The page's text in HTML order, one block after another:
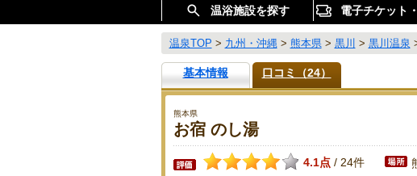
温浴施設を探す 電子チケット
温泉TOP > 九州・沖縄> 熊本県> 黒川 > 黒川温泉
基本情報 口コミ（24）
熊本県
お宿 のし湯
4.1点 / 24件